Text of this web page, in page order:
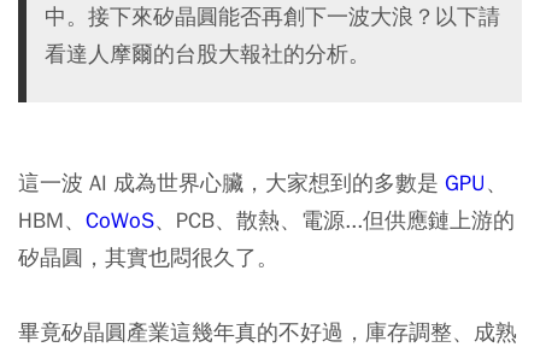
中。接下來矽晶圓能否再創下一波大浪？以下請
看達人摩爾的台股大報社的分析。
這一波 AI 成為世界心臟，大家想到的多數是 GPU、
HBM、 CoWoS、 PCB、散熱、電源...但供應鏈上游的
矽晶圓，其實也悶很久了。
畢竟矽晶圓產業這幾年真的不好過，庫存調整、成熟